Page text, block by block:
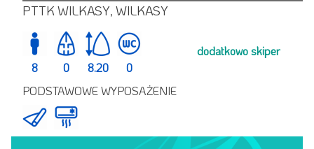
PTTK WILKASY, WILKASY
8 0 8.20 0
dodatkowo skiper
PODSTAWOWE WYPOSAŻENIE